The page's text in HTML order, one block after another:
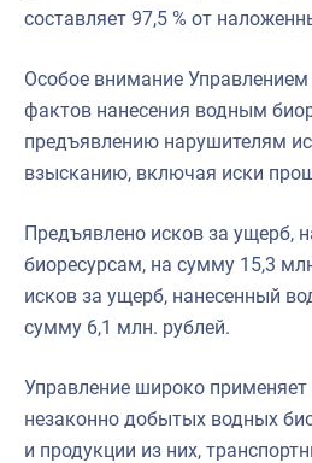
составляет 97,5 % от
Особое внимание
фактов нанесения водным
предъявлению нарушителям
взысканию, включая иски
Предъявлено исков за ущерб,
биоресурсам, на сумму 15,3
исков за ущерб, нанесенный
сумму 6,1 млн. рублей.
Управление широко применяет
незаконно добытых водных
и продукции из них,